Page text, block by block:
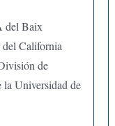
del Baix
California
de
Universidad de